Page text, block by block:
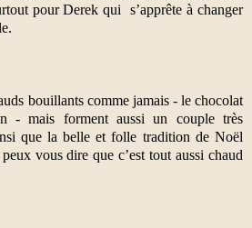
pour Derek qui
s’apprête à changer
bouillants comme jamais - le chocolat
- mais forment aussi un couple très
que la belle et folle tradition de Noël
vous dire que c’est tout aussi chaud